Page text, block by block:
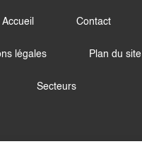
Accueil Contact
légales Plan du site
Secteurs